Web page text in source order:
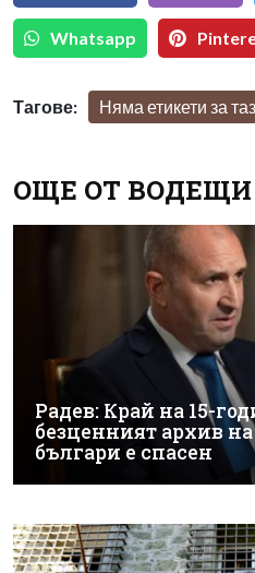
Whatsapp
Тагове: Няма етикети за
ОЩЕ ОТ
Радев: Край на 15-
безценният архив
българи е спасен